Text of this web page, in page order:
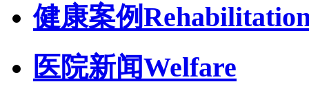
健康案例
医院新闻Welfare